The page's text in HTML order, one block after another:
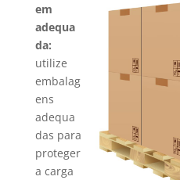
em
adequa
da:
utilize
embalag
ens
adequa
das para
proteger
a carga